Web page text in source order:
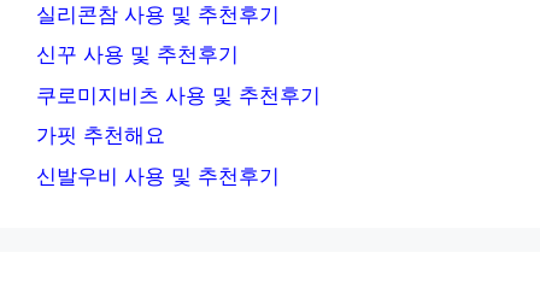
실리콘참 사용 및 추천후기
신꾸 사용 및 추천후기
쿠로미지비츠 사용 및 추천후기
가핏 추천해요
신발우비 사용 및 추천후기